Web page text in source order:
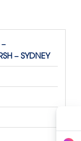
–
– SYDNEY